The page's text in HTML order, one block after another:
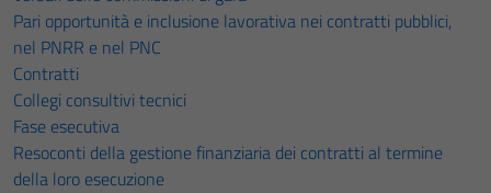
Pari opportunità e inclusione lavorativa nei contratti pubblici,
nel PNRR e nel PNC
Contratti
Collegi consultivi tecnici
Fase esecutiva
Resoconti della gestione finanziaria dei contratti al termine
della loro esecuzione